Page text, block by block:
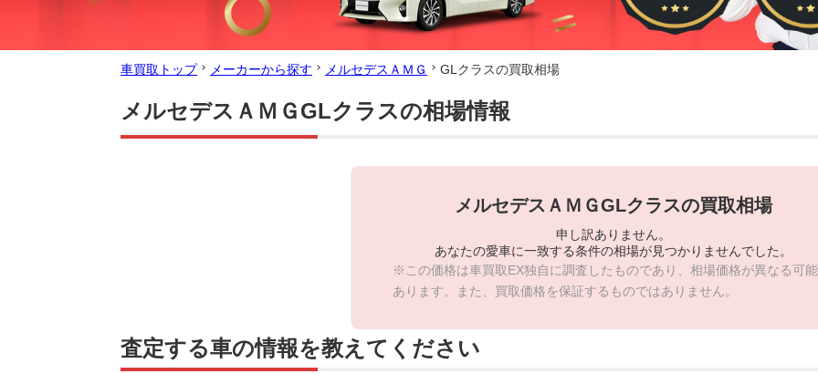
車買取トップ メーカーから探す メルセデスＡＭＧ GLクラスの買取相場
メルセデスＡＭＧGLクラスの相場情報
メルセデスＡＭＧGLクラスの買取相場
申し訳ありません。
あなたの愛車に一致する条件の相場が見つかりませんでした。
※この価格は車買取EX独自に調査したものであり、相場価格が異なる可
あります。また、買取価格を保証するものではありません。
査定する車の情報を教えてください